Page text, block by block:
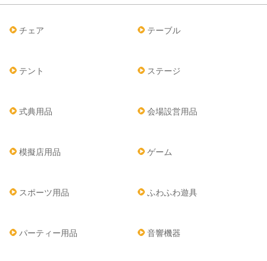
チェア テーブル
テント ステージ
式典用品 会場設営用品
模擬店用品 ゲーム
スポーツ用品 ふわふわ遊具
パーティー用品 音響機器